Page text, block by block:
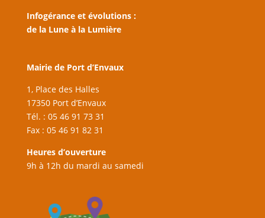
Infogérance et évolutions :
de la Lune à la Lumière
Mairie de Port d’Envaux
1, Place des Halles
17350 Port d’Envaux
Tél. : 05 46 91 73 31
Fax : 05 46 91 82 31
Heures d’ouverture
9h à 12h du mardi au samedi